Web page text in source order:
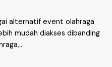
alternatif event olahraga
mudah diakses dibanding